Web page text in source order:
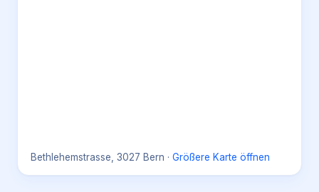
Bethlehemstrasse, 3027 Bern · Größere Karte öffnen